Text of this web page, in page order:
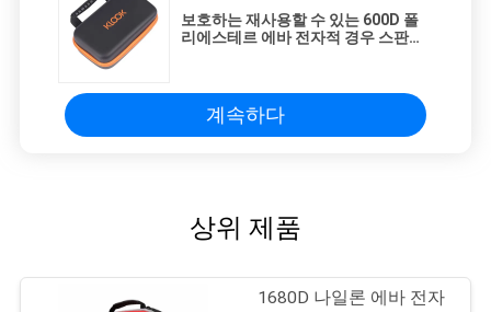
보호하는 재사용할 수 있는 600D 폴
리에스테르 에바 전자적 경우 스판덱
계속하다
상위 제품
1680D 나일론 에바 전자